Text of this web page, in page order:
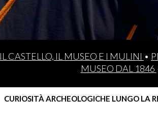
IL CASTELLO, IL MUSEO E I MULINI •
MUSEO DAL 1846
CURIOSITÀ ARCHEOLOGICHE LUNGO LA